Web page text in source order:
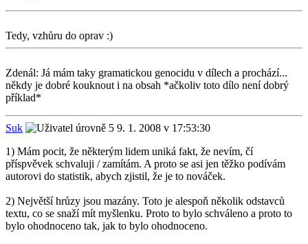
Tedy, vzhůru do oprav :)
Zdenál: Já mám taky gramatickou genocidu v dílech a prochází...
někdy je dobré kouknout i na obsah *ačkoliv toto dílo není dobrý
příklad*
Suk
9. 1. 2008 v 17:53:30
1) Mám pocit, že některým lidem uniká fakt, že nevím, čí
příspvěvek schvaluji / zamítám. A proto se asi jen těžko podívám
autorovi do statistik, abych zjistil, že je to nováček.
2) Největší hrůzy jsou mazány. Toto je alespoň několik odstavců
textu, co se snaží mít myšlenku. Proto to bylo schváleno a proto to
bylo ohodnoceno tak, jak to bylo ohodnoceno.